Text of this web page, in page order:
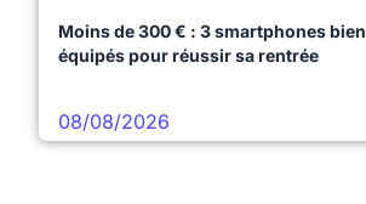
Moins de 300 € : 3 smartphones bien
équipés pour réussir sa rentrée
08/08/2026